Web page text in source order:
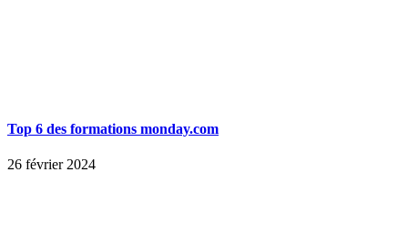
Top 6 des formations monday.com
26 février 2024